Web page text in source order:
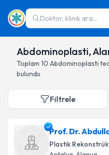
Doktor, klinik ara...
Abdominoplasti,
Toplam 10 Abdominoplasti
bulundu
Filtrele
Prof. Dr.
Plastik